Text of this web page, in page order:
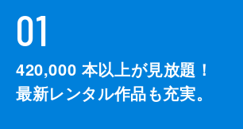
01
420,000 本以上が見放題！
最新レンタル作品も充実。